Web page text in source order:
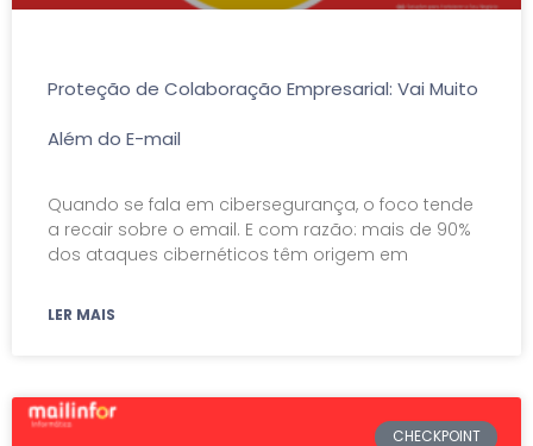
Proteção de Colaboração Empresarial: Vai Muito
Além do E-mail
Quando se fala em cibersegurança, o foco tende
a recair sobre o email. E com razão: mais de 90%
dos ataques cibernéticos têm origem em
LER MAIS
CHECKPOINT